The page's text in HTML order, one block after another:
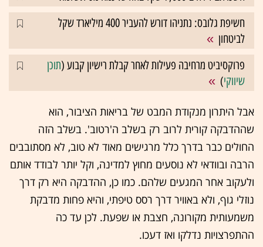
חשיפת גלובס: נתניהו דורש להעביר 400 מיליארד שקל
לביטחון
פרוקסיביט מרחיבה פעילות לאחר קבלת רישיון קבוע (תוכן
שיווקי)
אבל היתרון מנקודת המבט של בריאות הציבור, הוא
שההדבקה קורית לרוב רק בשלב ה'רטוב'. בשלב הזה
החולים כבר בדרך כלל מרגישים מאוד לא טוב, לא מסתובבים
הרבה ובוודאי לא נוסעים מחוץ למדינה, וקל יותר לבודד אותם
ולעקוב אחר המגעים שלהם. כמו כן, ההדבקה היא רק דרך
נוזלי גוף, ולא באוויר דרך רסס טיפתי, והיא פחות מדבקת
משמעותית מקורונה, חצבת או שפעת. לכן עד כה
ההתפרצויות נדלקו ואז דעכו.